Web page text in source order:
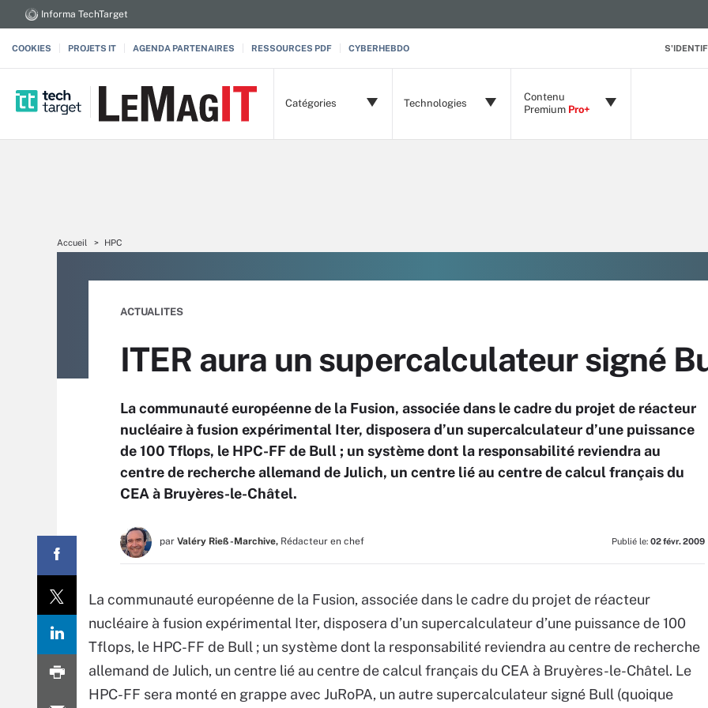
Informa TechTarget
COOKIES PROJETS IT AGENDA PARTENAIRES RESSOURCES PDF CYBERHEBDO
Catégories Technologies
Contenu
Premium Pro+
Accueil HPC
ACTUALITES
ITER aura un supercalculateur signé
La communauté européenne de la Fusion, associée dans le cadre du projet de réacteur
nucléaire à fusion expérimental Iter, disposera d’un supercalculateur d’une puissance
de 100 Tflops, le HPC-FF de Bull ; un système dont la responsabilité reviendra au
centre de recherche allemand de Julich, un centre lié au centre de calcul français du
CEA à Bruyères-le-Châtel.
par Valéry Rieß-Marchive, Rédacteur en chef Publié le: 02 févr. 2009
La communauté européenne de la Fusion, associée dans le cadre du projet de réacteur
nucléaire à fusion expérimental Iter, disposera d’un supercalculateur d’une puissance de 100
Tflops, le HPC-FF de Bull ; un système dont la responsabilité reviendra au centre de recherche
allemand de Julich, un centre lié au centre de calcul français du CEA à Bruyères-le-Châtel. Le
HPC-FF sera monté en grappe avec JuRoPA, un autre supercalculateur signé Bull (quoique